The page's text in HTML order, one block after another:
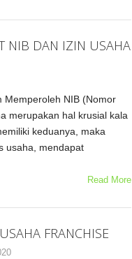
NIB DAN IZIN USAHA
Memperoleh NIB (Nomor
merupakan hal krusial kala
keduanya, maka
usaha, mendapat
Read More
FRANCHISE